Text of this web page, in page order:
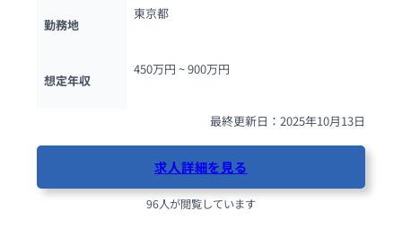
勤務地
東京都
想定年収
450万円 ~ 900万円
最終更新日：2025年10月13日
求人詳細を見る
96人が閲覧しています